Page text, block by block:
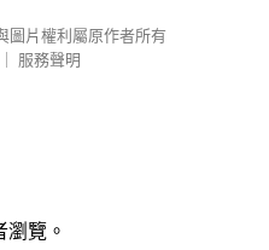
圖片權利屬原作者所有
服務聲明
覽。